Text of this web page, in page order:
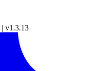
v1.3.13